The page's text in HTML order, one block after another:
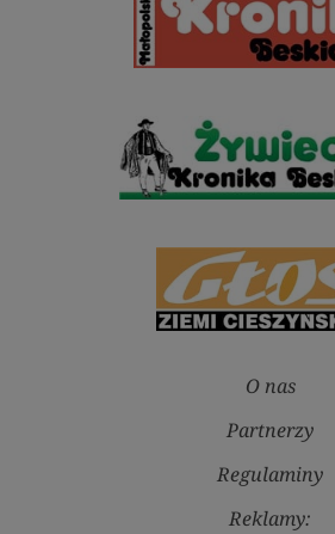
O nas
Partnerzy
Regulaminy
Reklamy: